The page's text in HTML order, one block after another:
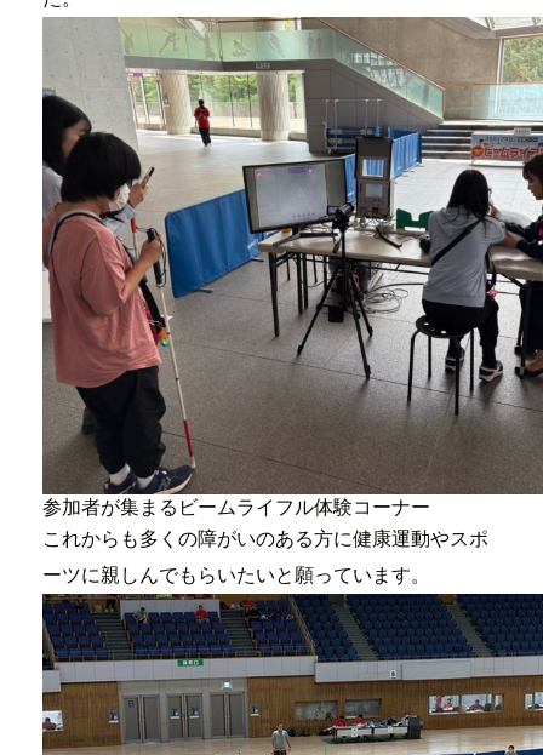
参加者が集まるビームライフル体験コーナー
これからも多くの障がいのある方に健康運動やスポ
ーツに親しんでもらいたいと願っています。